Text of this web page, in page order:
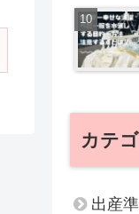
カテ
出産